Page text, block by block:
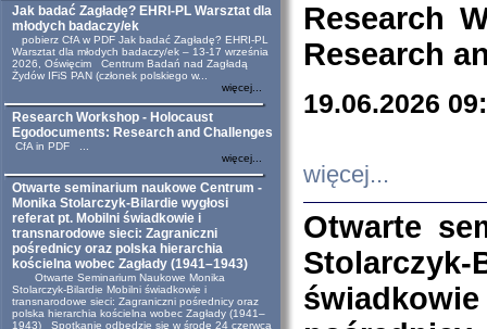
Jak badać Zagładę? EHRI-PL Warsztat dla
młodych badaczy/ek
pobierz CfA w PDF Jak badać Zagładę? EHRI-PL
Warsztat dla młodych badaczy/ek – 13-17 września
2026, Oświęcim Centrum Badań nad Zagładą
Żydów IFiS PAN (członek polskiego w...
więcej...
Research Workshop - Holocaust
Egodocuments: Research and Challenges
CfA in PDF ...
więcej...
Otwarte seminarium naukowe Centrum -
Monika Stolarczyk-Bilardie wygłosi
referat pt. Mobilni świadkowie i
transnarodowe sieci: Zagraniczni
pośrednicy oraz polska hierarchia
kościelna wobec Zagłady (1941–1943)
Otwarte Seminarium Naukowe Monika
Stolarczyk-Bilardie Mobilni świadkowie i
transnarodowe sieci: Zagraniczni pośrednicy oraz
polska hierarchia kościelna wobec Zagłady (1941–
1943) Spotkanie odbędzie się w środę 24 czerwca
Research
Research
19.06.2026
więcej...
Otwarte